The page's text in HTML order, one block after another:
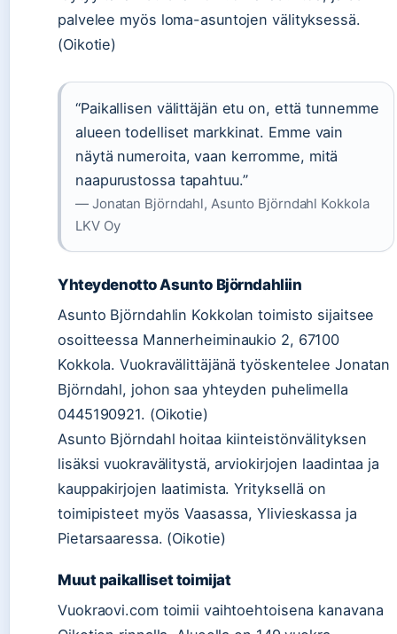
palvelee myös loma-asuntojen välityksessä.
(Oikotie)
“Paikallisen välittäjän etu on, että tunnemme
alueen todelliset markkinat. Emme vain
näytä numeroita, vaan kerromme, mitä
naapurustossa tapahtuu.”
— Jonatan Björndahl, Asunto Björndahl Kokkola
LKV Oy
Yhteydenotto Asunto Björndahliin
Asunto Björndahlin Kokkolan toimisto sijaitsee
osoitteessa Mannerheiminaukio 2, 67100
Kokkola. Vuokravälittäjänä työskentelee Jonatan
Björndahl, johon saa yhteyden puhelimella
0445190921. (Oikotie)
Asunto Björndahl hoitaa kiinteistönvälityksen
lisäksi vuokravälitystä, arviokirjojen laadintaa ja
kauppakirjojen laatimista. Yrityksellä on
toimipisteet myös Vaasassa, Ylivieskassa ja
Pietarsaaressa. (Oikotie)
Muut paikalliset toimijat
Vuokraovi.com toimii vaihtoehtoisena kanavana